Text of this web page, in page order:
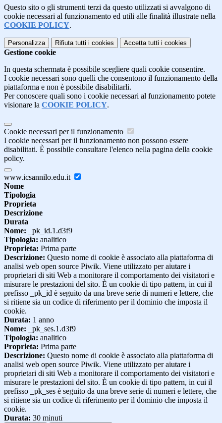
Questo sito o gli strumenti terzi da questo utilizzati si avvalgono di
cookie necessari al funzionamento ed utili alle finalità illustrate nella
COOKIE POLICY.
Personalizza Rifiuta tutti i cookies Accetta tutti i cookies
Gestione cookie
In questa schermata è possibile scegliere quali cookie consentire.
I cookie necessari sono quelli che consentono il funzionamento della
piattaforma e non è possibile disabilitarli.
Per conoscere quali sono i cookie necessari al funzionamento potete
visionare la COOKIE POLICY.
Cookie necessari per il funzionamento
I cookie necessari per il funzionamento non possono essere
disabilitati. È possibile consultare l'elenco nella pagina della cookie
policy.
www.icsannilo.edu.it
Nome
Tipologia
Proprieta
Descrizione
Durata
Nome: _pk_id.1.d3f9
Tipologia: analitico
Proprieta: Prima parte
Descrizione: Questo nome di cookie è associato alla piattaforma di
analisi web open source Piwik. Viene utilizzato per aiutare i
proprietari di siti Web a monitorare il comportamento dei visitatori e
misurare le prestazioni del sito. È un cookie di tipo pattern, in cui il
prefisso _pk_id è seguito da una breve serie di numeri e lettere, che
si ritiene sia un codice di riferimento per il dominio che imposta il
cookie.
Durata: 1 anno
Nome: _pk_ses.1.d3f9
Tipologia: analitico
Proprieta: Prima parte
Descrizione: Questo nome di cookie è associato alla piattaforma di
analisi web open source Piwik. Viene utilizzato per aiutare i
proprietari di siti Web a monitorare il comportamento dei visitatori e
misurare le prestazioni del sito. È un cookie di tipo pattern, in cui il
prefisso _pk_ses è seguito da una breve serie di numeri e lettere, che
si ritiene sia un codice di riferimento per il dominio che imposta il
cookie.
Durata: 30 minuti